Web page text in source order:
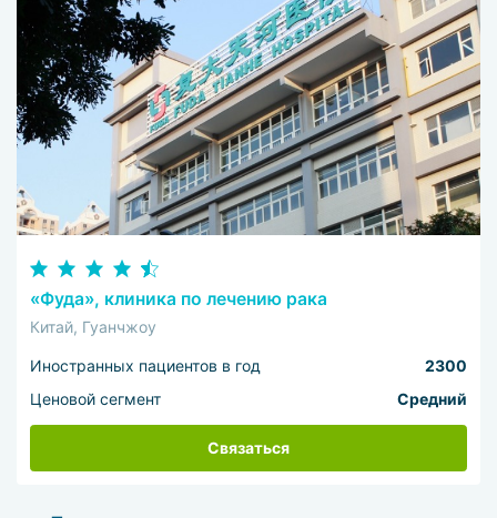
«Фуда», клиника по лечению рака
Китай, Гуанчжоу
Иностранных пациентов в год
2300
Ценовой сегмент
Средний
Связаться